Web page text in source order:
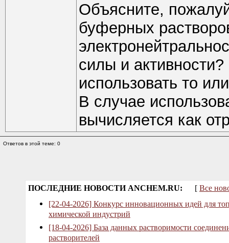
Объясните,
буферных
силы и
использовать то
В случае
вычисляется как
Ответов в этой теме: 0
ПОСЛЕДНИЕ НОВОСТИ ANCHEM.RU: [ Все
[22-04-2026] Конкурс инновационных идей для
химической индустрий
[18-04-2026] База данных растворимости
растворителей